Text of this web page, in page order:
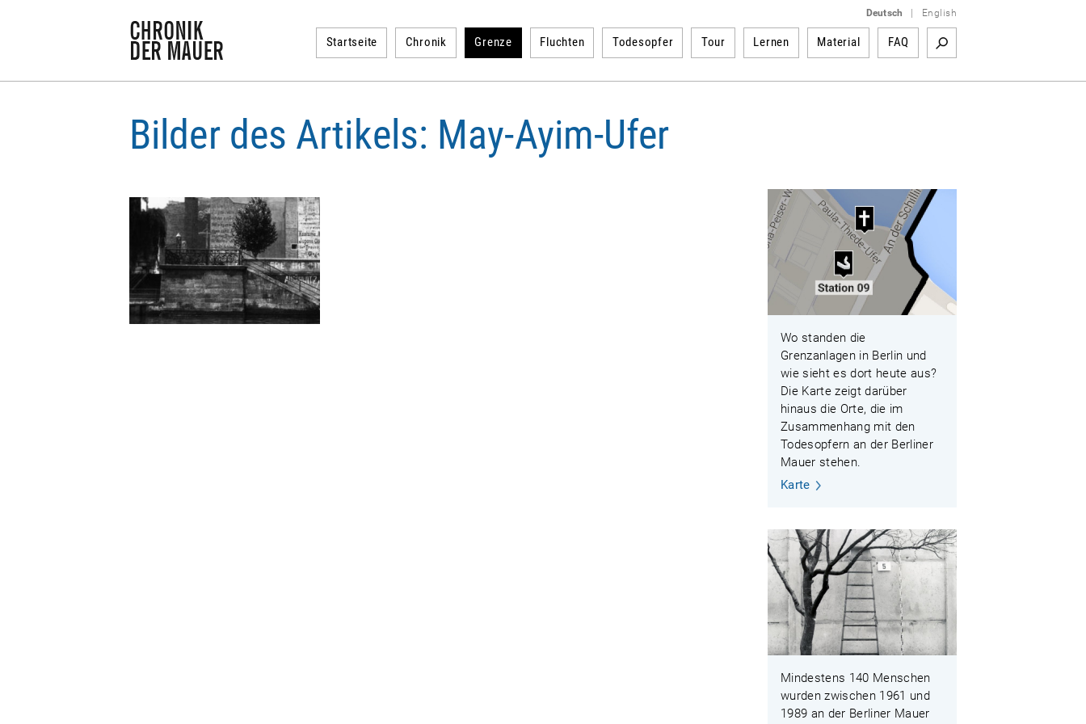
Deutsch English
Startseite Chronik Grenze Fluchten Todesopfer Tour Lernen Material FAQ
Bilder des Artikels: May-Ayim-Ufer
Wo standen die
Grenzanlagen in Berlin und
wie sieht es dort heute aus?
Die Karte zeigt darüber
hinaus die Orte, die im
Zusammenhang mit den
Todesopfern an der Berliner
Mauer stehen.
Karte
Mindestens 140 Menschen
wurden zwischen 1961 und
1989 an der Berliner Mauer